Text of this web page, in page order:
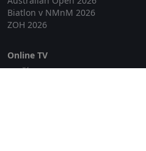
Biatlon v NMnM 2026
ZOH 2026
Online TV
Lepší.TV